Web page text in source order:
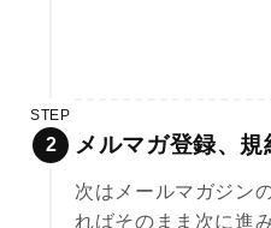
STEP
メルマガ登録、規
次はメールマガジン
ればそのまま次に進